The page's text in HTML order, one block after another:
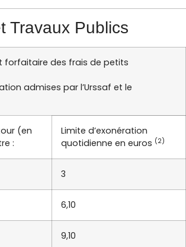
Travaux Publics
forfaitaire des frais de petits
admises par l’Urssaf et le
(en
:
Limite d’exonération
quotidienne en euros (2)
3
6,10
9,10